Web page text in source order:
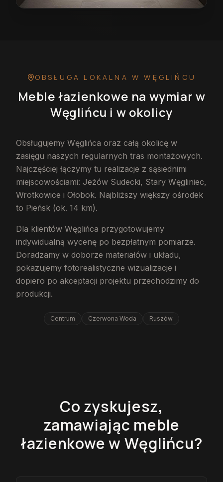
OBSŁUGA LOKALNAW WĘGLIŃCU
Meble łazienkowe na wymiar w
Węglińcu i w okolicy
Obsługujemy Węglińca oraz całą okolicę w
zasięgu naszych regularnych tras montażowych.
Najczęściej łączymy tu realizacje z sąsiednimi
miejscowościami: Jeżów Sudecki, Stary Węgliniec,
Wrotkowice i Ołobok. Najbliższy większy ośrodek
to Pieńsk (ok. 14 km).
Dla klientów Węglińca przygotowujemy
indywidualną wycenę po bezpłatnym pomiarze.
Doradzamy w doborze materiałów i układu,
pokazujemy fotorealistyczne wizualizacje i
dopiero po akceptacji projektu przechodzimy do
produkcji.
Centrum Czerwona Woda Ruszów
Co zyskujesz,
zamawiając meble
łazienkowe w Węglińcu?